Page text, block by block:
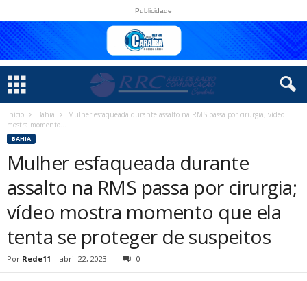
Publicidade
Início Bahia
Mulher esfaqueada durante assalto na RMS passa por cirurgia; vídeo
mostra momento...
BAHIA
Mulher esfaqueada durante
assalto na RMS passa por cirurgia;
vídeo mostra momento que ela
tenta se proteger de suspeitos
Por Rede11 - abril 22, 2023 0